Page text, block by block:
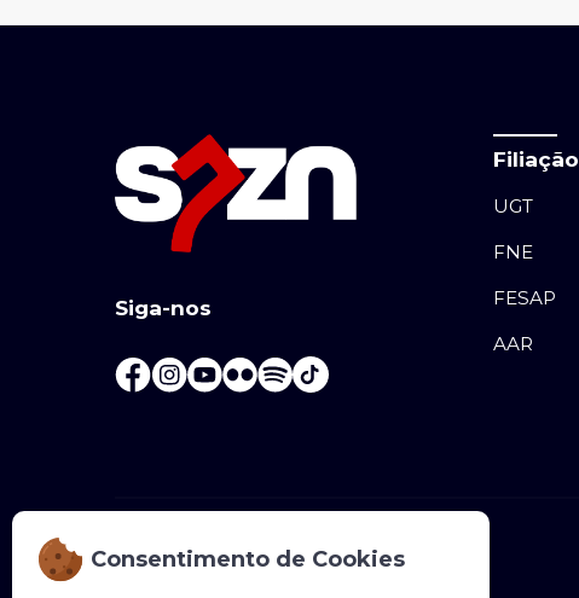
Consentimento de Cookies
Siga-nos
Filiação
UGT
FNE
FESAP
AAR
(chamada para rede fixa nacional)